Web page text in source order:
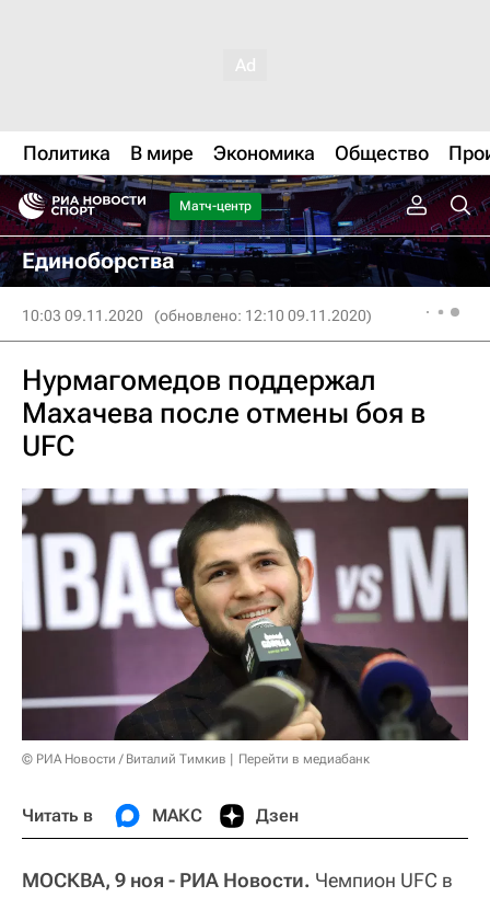
Политика В мире Экономика Общество
Матч-центр
Единоборства
10:03 09.11.2020 (обновлено: 12:10 09.11.2020)
Нурмагомедов поддержал
Махачева после отмены боя в
UFC
© РИА Новости / Виталий Тимкив Перейти в медиабанк
Читать в МАКС Дзен
МОСКВА, 9 ноя - РИА Новости. Чемпион UFC в